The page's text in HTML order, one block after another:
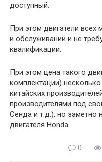
доступный.
При этом двигатели
и обслуживании и не
квалификации.
При этом цена такого
комплектации)
китайских
производителями под
Сенда и т.д.), но заметно
двигателя Honda.
0